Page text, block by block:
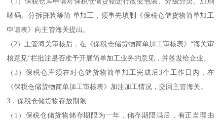
唛码、分拆拼装等简 单加工，须事先填制《保税仓储货物简单加工
申请表》向主管海关提出。
（2）主管海关审核后，在《保税仓储货物简单加工审核表》“海关审
核意见”栏批注是否准予开展简单加工业务的意见，并签发给企业。
（3）保税仓库须在对仓储货物简单加工完成后3个工作日内，在
《保税仓储货物简单加工审核表》加注加工情况，交回主管海关。
3．保税仓储货物存放期限
（1）保税仓储货物储存期限为一年，储存期限满后，有正当理由